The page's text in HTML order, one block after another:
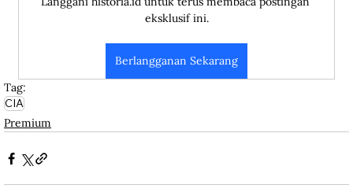
eksklusif ini.
Berlangganan Sekarang
Tag:
CIA
Premium